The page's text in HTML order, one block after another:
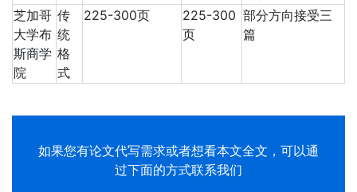
芝加哥
大学布
斯商学
院
传
统
格
式
225-300页
225-300
页
部分方向接受三
篇
如果您有论文代写需求或者想看本文全文，可以通
过下面的方式联系我们